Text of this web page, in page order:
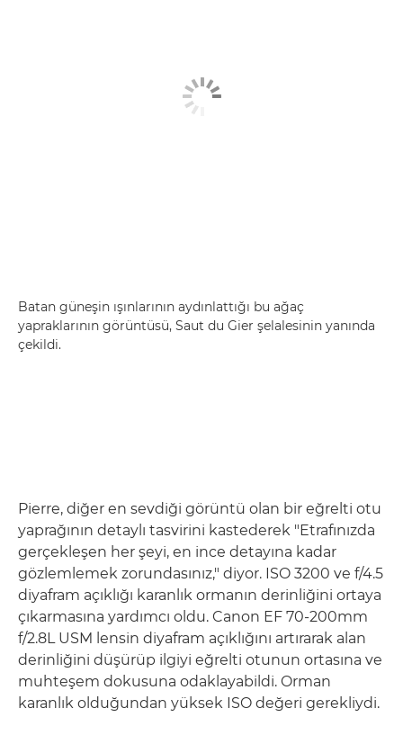
Batan güneşin ışınlarının aydınlattığı bu ağaç
yapraklarının görüntüsü, Saut du Gier şelalesinin yanında
çekildi.
Pierre, diğer en sevdiği görüntü olan bir eğrelti otu
yaprağının detaylı tasvirini kastederek "Etrafınızda
gerçekleşen her şeyi, en ince detayına kadar
gözlemlemek zorundasınız," diyor. ISO 3200 ve f/4.5
diyafram açıklığı karanlık ormanın derinliğini ortaya
çıkarmasına yardımcı oldu. Canon EF 70-200mm
f/2.8L USM lensin diyafram açıklığını artırarak alan
derinliğini düşürüp ilgiyi eğrelti otunun ortasına ve
muhteşem dokusuna odaklayabildi. Orman
karanlık olduğundan yüksek ISO değeri gerekliydi.